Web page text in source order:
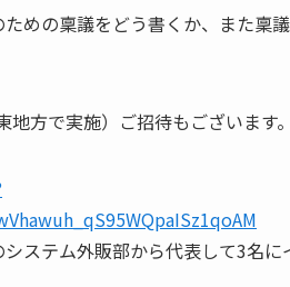
めの稟議をどう書くか、また稟
方で実施）ご招待もございます。
ステム外販部から代表して3名に